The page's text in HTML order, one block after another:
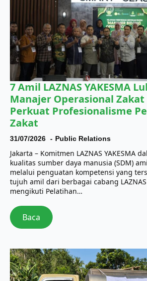
7 Amil LAZNAS YAKESMA
Manajer Operasional
Perkuat Profesionalisme
Zakat
31/07/2026 Public Relations
Jakarta – Komitmen LAZNAS YAKESMA
kualitas sumber daya manusia (SDM)
melalui penguatan kompetensi yang
tujuh amil dari berbagai cabang LAZNAS
mengikuti Pelatihan…
Baca